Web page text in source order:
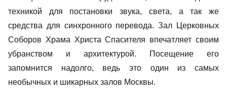
техникой для постановки звука, света, а так же
средства для синхронного перевода. Зал Церковных
Соборов Храма Христа Спасителя впечатляет своим
убранством и архитектурой. Посещение его
запомнится надолго, ведь это один из самых
необычных и шикарных залов Москвы.